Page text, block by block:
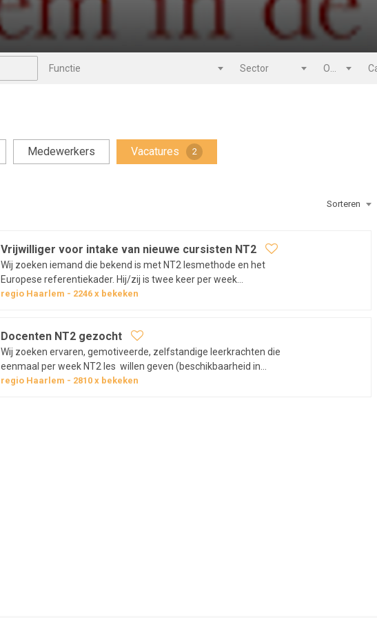
Functie Sector
Medewerkers Vacatures 2
Sorteren
Vrijwilliger voor intake van nieuwe cursisten NT2
Wij zoeken iemand die bekend is met NT2 lesmethode en het
Europese referentiekader. Hij/zij is twee keer per week
verantwoordelijk voor de intakes en de plaatsingen. Tevens heeft
regio Haarlem 2246 x bekeken
Docenten NT2 gezocht
Wij zoeken ervaren, gemotiveerde, zelfstandige leerkrachten die
eenmaal per week NT2 les willen geven (beschikbaarheid in
overleg). Bij voorkeur heb je ervaring met het werken met
regio Haarlem 2810 x bekeken